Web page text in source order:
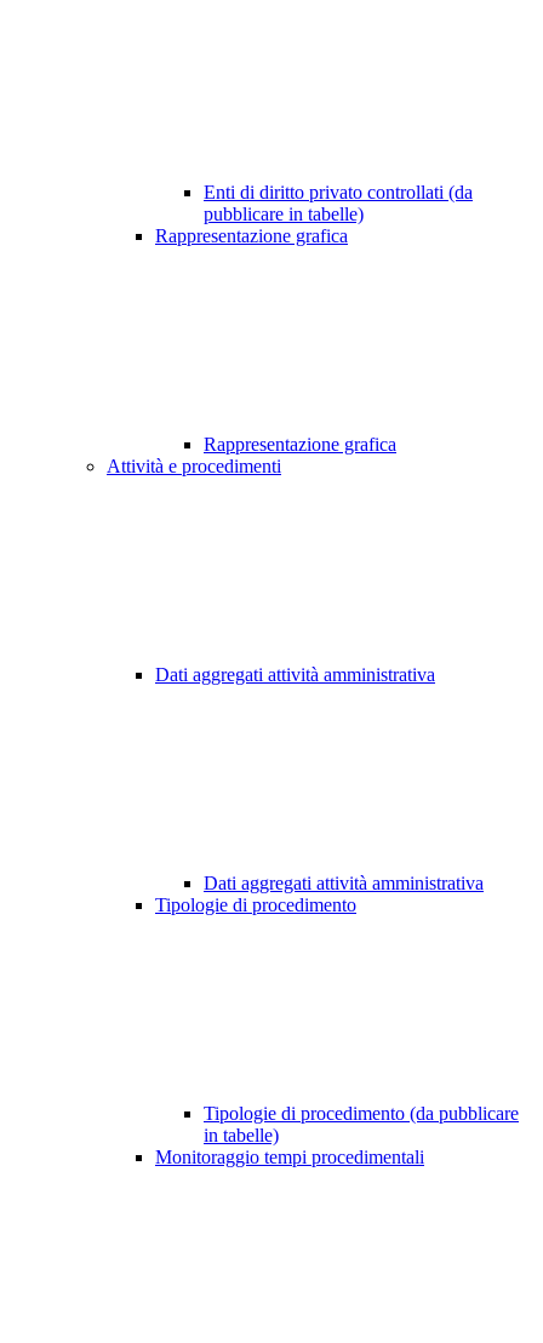
Enti di diritto privato controllati (da
pubblicare in tabelle)
Rappresentazione grafica
Rappresentazione grafica
Attività e procedimenti
Dati aggregati attività amministrativa
Dati aggregati attività amministrativa
Tipologie di procedimento
Tipologie di procedimento (da pubblicare
in tabelle)
Monitoraggio tempi procedimentali